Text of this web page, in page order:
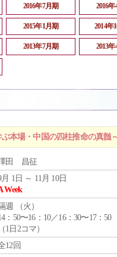
2016年7月期 2016
2015年1月期 2014年
2013年7月期 2013
本場・中国の四柱推命の真髄
田 昌征
月 1日 ～ 11月 10日
Week
週 （火 ）
：50〜16：10／16：30〜17：50
（1日2コマ）
12回